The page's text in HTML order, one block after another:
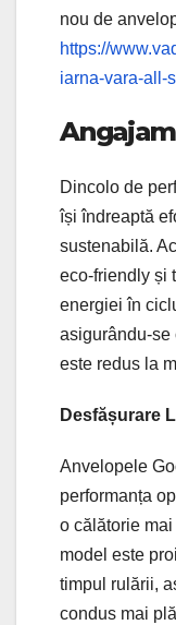
nou de
https://
iarna-vara-all-
Dincolo de
își îndreaptă
sustenabilă.
eco-friendly și
energiei în
asigurându-se
este redus la
Desfășurare
Anvelopele
performanța
o călătorie
model este
timpul rulării,
condus mai